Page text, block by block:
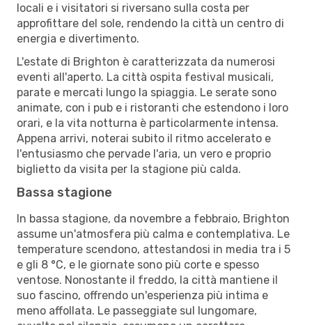
locali e i visitatori si riversano sulla costa per
approfittare del sole, rendendo la città un centro di
energia e divertimento.
L'estate di Brighton è caratterizzata da numerosi
eventi all'aperto. La città ospita festival musicali,
parate e mercati lungo la spiaggia. Le serate sono
animate, con i pub e i ristoranti che estendono i loro
orari, e la vita notturna è particolarmente intensa.
Appena arrivi, noterai subito il ritmo accelerato e
l'entusiasmo che pervade l'aria, un vero e proprio
biglietto da visita per la stagione più calda.
Bassa stagione
In bassa stagione, da novembre a febbraio, Brighton
assume un'atmosfera più calma e contemplativa. Le
temperature scendono, attestandosi in media tra i 5
e gli 8 °C, e le giornate sono più corte e spesso
ventose. Nonostante il freddo, la città mantiene il
suo fascino, offrendo un'esperienza più intima e
meno affollata. Le passeggiate sul lungomare,